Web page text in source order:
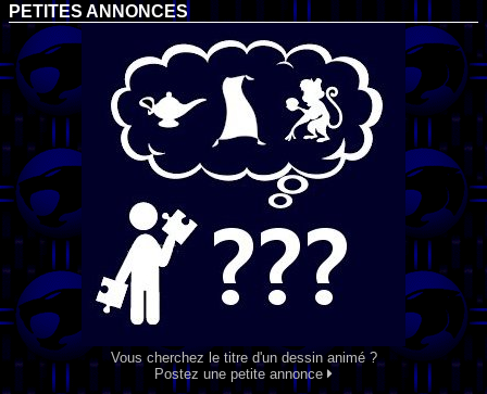
PETITES ANNONCES
Vous cherchez le titre d'un dessin animé ?
Postez une petite annonce